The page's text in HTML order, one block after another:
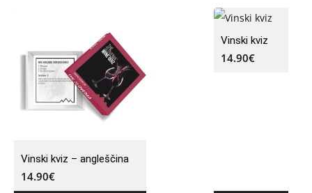
Vinski kviz – angleščina
14.90€
Vinski kviz
14.90€